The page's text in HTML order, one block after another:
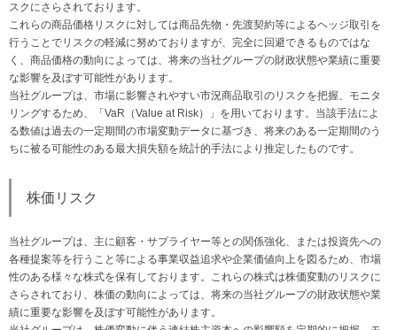
スクにさらされております。
これらの商品価格リスクに対しては商品先物・先渡契約等によるヘッジ取引を
行うことでリスクの軽減に努めておりますが、完全に回避できるものではな
く、商品価格の動向によっては、将来の当社グループの財政状態や業績に重要
な影響を及ぼす可能性があります。
当社グループは、市場に影響されやすい市況商品取引のリスクを把握、モニタ
リングするため、「VaR（Value at Risk）」を用いております。当該手法によ
る数値は過去の一定期間の市場変動データに基づき、将来のある一定期間のう
ちに被る可能性のある最大損失額を統計的手法により推定したものです。
株価リスク
当社グループは、主に顧客・サプライヤー等との関係強化、または投資先への
各種提案等を行うこと等による事業収益追求や企業価値向上を図るため、市場
性のある様々な株式を保有しております。これらの株式は株価変動のリスクに
さらされており、株価の動向によっては、将来の当社グループの財政状態や業
績に重要な影響を及ぼす可能性があります。